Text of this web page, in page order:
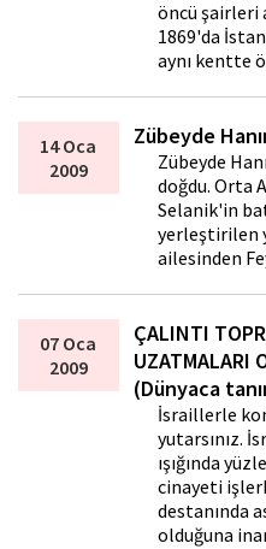
öncü şairleri
1869'da
aynı kentte
14 Oca
2009
Zübeyde
Zübeyde
doğdu. Orta
Selanik'in
yerleştirilen
ailesinden
07 Oca
2009
ÇALINTI
UZATMALARI
(Dünyaca
İsraillerle
yutarsınız.
ışığında
cinayeti
destanında
olduğuna